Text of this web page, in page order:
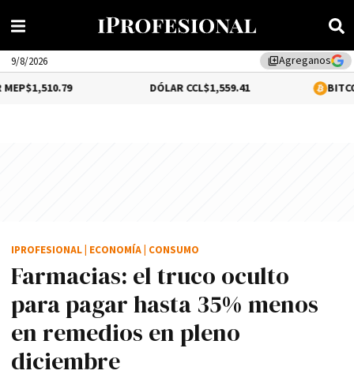
library_addAgreganos
9/8/2026
$1,559.41 0.16%
Farmacias: el truco oculto
para pagar hasta 35% menos
en remedios en pleno
diciembre
IPROFESIONAL ECONOMÍA CONSUMO